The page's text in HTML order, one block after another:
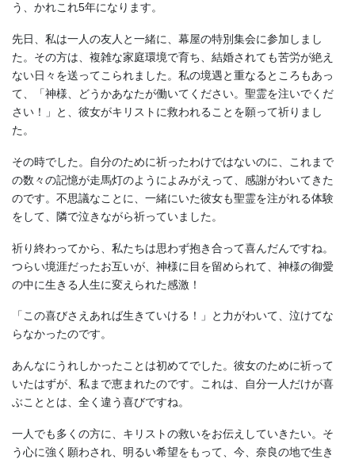
う、かれこれ5年になります。
先日、私は一人の友人と一緒に、幕屋の特別集会に参加しまし
た。その方は、複雑な家庭環境で育ち、結婚されても苦労が絶え
ない日々を送ってこられました。私の境遇と重なるところもあっ
て、「神様、どうかあなたが働いてください。聖霊を注いでくだ
さい！」と、彼女がキリストに救われることを願って祈りまし
た。
その時でした。自分のために祈ったわけではないのに、これまで
の数々の記憶が走馬灯のようによみがえって、感謝がわいてきた
のです。不思議なことに、一緒にいた彼女も聖霊を注がれる体験
をして、隣で泣きながら祈っていました。
祈り終わってから、私たちは思わず抱き合って喜んだんですね。
つらい境涯だったお互いが、神様に目を留められて、神様の御愛
の中に生きる人生に変えられた感激！
「この喜びさえあれば生きていける！」と力がわいて、泣けてな
らなかったのです。
あんなにうれしかったことは初めてでした。彼女のために祈って
いたはずが、私まで恵まれたのです。これは、自分一人だけが喜
ぶこととは、全く違う喜びですね。
一人でも多くの方に、キリストの救いをお伝えしていきたい。そ
う心に強く願わされ、明るい希望をもって、今、奈良の地で生き